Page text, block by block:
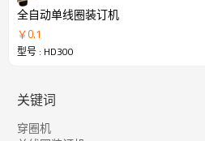
全自动单线圈装订机
￥0.1
型号 : HD300
关键词
穿圈机